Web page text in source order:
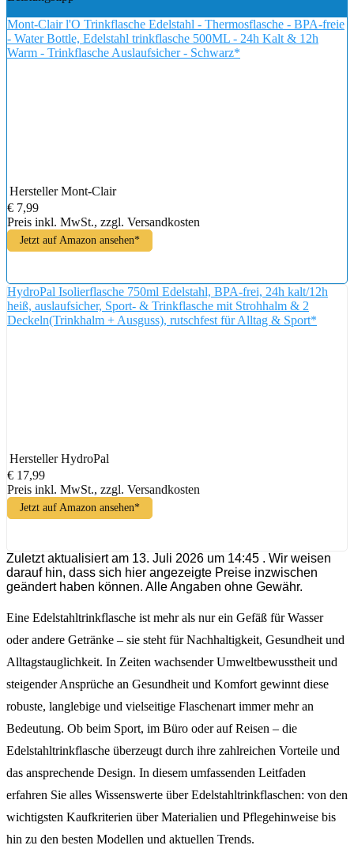
Mont-Clair l'O Trinkflasche Edelstahl - Thermosflasche - BPA-freie
- Water Bottle, Edelstahl trinkflasche 500ML - 24h Kalt & 12h
Warm - Trinkflasche Auslaufsicher - Schwarz*
Hersteller Mont-Clair
€ 7,99
Preis inkl. MwSt., zzgl. Versandkosten
Jetzt auf Amazon ansehen*
HydroPal Isolierflasche 750ml Edelstahl, BPA-frei, 24h kalt/12h
heiß, auslaufsicher, Sport- & Trinkflasche mit Strohhalm & 2
Deckeln(Trinkhalm + Ausguss), rutschfest für Alltag & Sport*
Hersteller HydroPal
€ 17,99
Preis inkl. MwSt., zzgl. Versandkosten
Jetzt auf Amazon ansehen*
Zuletzt aktualisiert am 13. Juli 2026 um 14:45 . Wir weisen
darauf hin, dass sich hier angezeigte Preise inzwischen
geändert haben können. Alle Angaben ohne Gewähr.
Eine Edelstahltrinkflasche ist mehr als nur ein Gefäß für Wasser
oder andere Getränke – sie steht für Nachhaltigkeit, Gesundheit und
Alltagstauglichkeit. In Zeiten wachsender Umweltbewusstheit und
steigender Ansprüche an Gesundheit und Komfort gewinnt diese
robuste, langlebige und vielseitige Flaschenart immer mehr an
Bedeutung. Ob beim Sport, im Büro oder auf Reisen – die
Edelstahltrinkflasche überzeugt durch ihre zahlreichen Vorteile und
das ansprechende Design. In diesem umfassenden Leitfaden
erfahren Sie alles Wissenswerte über Edelstahltrinkflaschen: von den
wichtigsten Kaufkriterien über Materialien und Pflegehinweise bis
hin zu den besten Modellen und aktuellen Trends.